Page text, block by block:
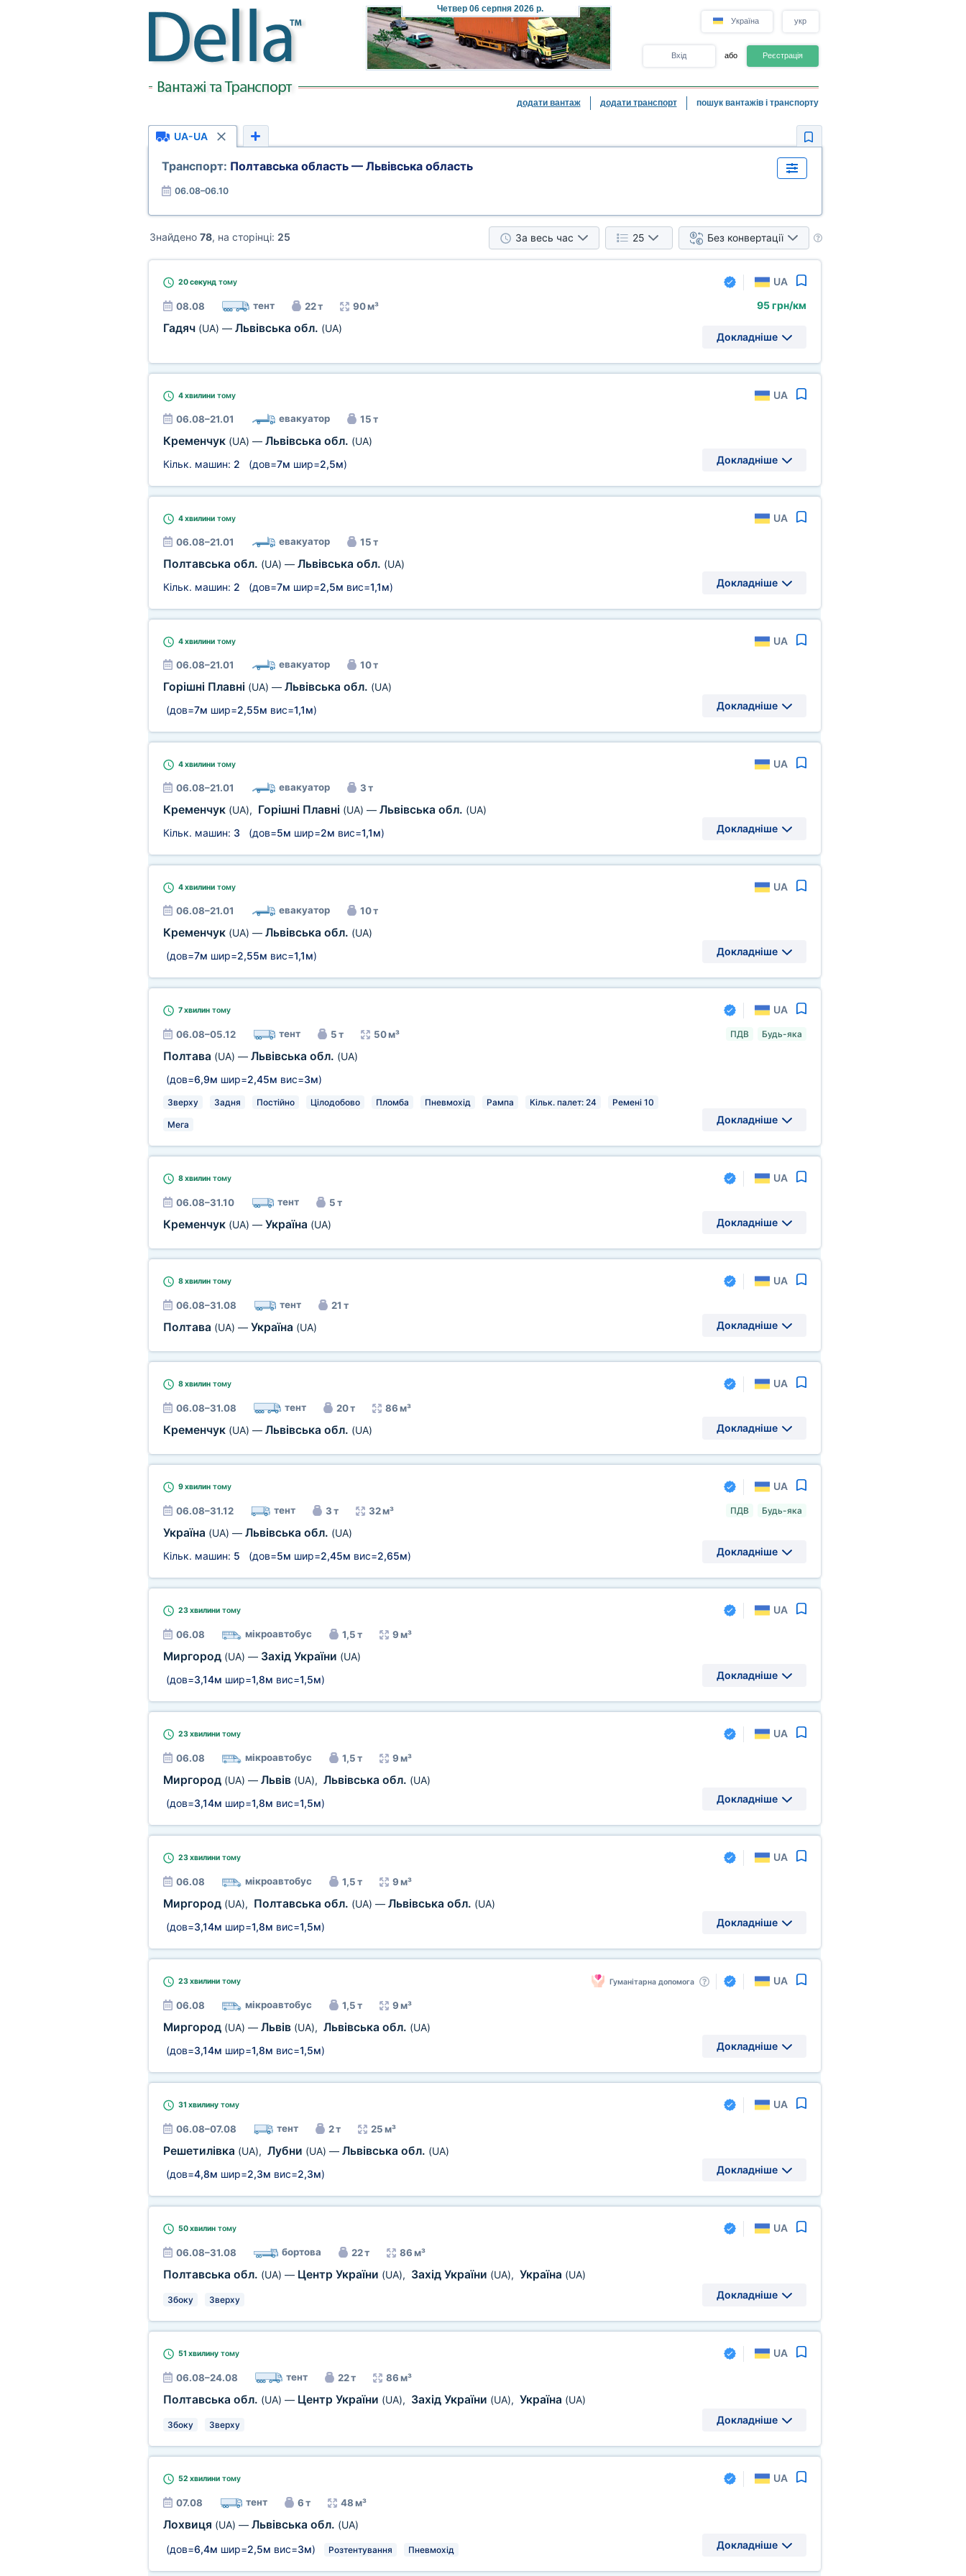
Четвер 06 серпня 2026 р.
Україна укр
Вхід або Реєстрація
додати вантаж додати транспорт пошук вантажів і транспорту
UA-UA
Транспорт: Полтавська область — Львівська область
06.08–06.10
Знайдено 78, на сторінці: 25 За весь час 25 Без конвертації
20 секундтому UA
08.08 тент 22 т 90 м³
Гадяч (UA) — Львівська обл. (UA)
95 грн/км
Докладніше
4 хвилинитому UA
06.08–21.01 евакуатор 15 т
Кременчук (UA) — Львівська обл. (UA)
Кільк. машин: 2 (дов=7м шир=2,5м) Докладніше
4 хвилинитому UA
06.08–21.01 евакуатор 15 т
Полтавська обл. (UA) — Львівська обл. (UA)
Кільк. машин: 2 (дов=7м шир=2,5м вис=1,1м) Докладніше
4 хвилинитому UA
06.08–21.01 евакуатор 10 т
Горішні Плавні (UA) — Львівська обл. (UA)
(дов=7м шир=2,55м вис=1,1м) Докладніше
4 хвилинитому UA
06.08–21.01 евакуатор 3 т
Кременчук (UA), Горішні Плавні (UA) — Львівська обл. (UA)
Кільк. машин: 3 (дов=5м шир=2м вис=1,1м) Докладніше
4 хвилинитому UA
06.08–21.01 евакуатор 10 т
Кременчук (UA) — Львівська обл. (UA)
(дов=7м шир=2,55м вис=1,1м) Докладніше
7 хвилинтому UA
06.08–05.12 тент 5 т 50 м³
Полтава (UA) — Львівська обл. (UA)
(дов=6,9м шир=2,45м вис=3м)
Зверху Задня Постійно Цілодобово Пломба Пневмохід Рампа Кільк. палет: 24 Ремені 10
Мега
ПДВ Будь-яка
Докладніше
8 хвилинтому UA
06.08–31.10 тент 5 т
Кременчук (UA) — Україна (UA) Докладніше
8 хвилинтому UA
06.08–31.08 тент 21 т
Полтава (UA) — Україна (UA) Докладніше
8 хвилинтому UA
06.08–31.08 тент 20 т 86 м³
Кременчук (UA) — Львівська обл. (UA) Докладніше
9 хвилинтому UA
06.08–31.12 тент 3 т 32 м³
Україна (UA) — Львівська обл. (UA)
Кільк. машин: 5 (дов=5м шир=2,45м вис=2,65м)
ПДВ Будь-яка
Докладніше
23 хвилинитому UA
06.08 мікроавтобус 1,5 т 9 м³
Миргород (UA) — Захід України (UA)
(дов=3,14м шир=1,8м вис=1,5м) Докладніше
23 хвилинитому UA
06.08 мікроавтобус 1,5 т 9 м³
Миргород (UA) — Львів (UA), Львівська обл. (UA)
(дов=3,14м шир=1,8м вис=1,5м) Докладніше
23 хвилинитому UA
06.08 мікроавтобус 1,5 т 9 м³
Миргород (UA), Полтавська обл. (UA) — Львівська обл. (UA)
(дов=3,14м шир=1,8м вис=1,5м) Докладніше
23 хвилинитому Гуманітарна допомога UA
06.08 мікроавтобус 1,5 т 9 м³
Миргород (UA) — Львів (UA), Львівська обл. (UA)
(дов=3,14м шир=1,8м вис=1,5м) Докладніше
31 хвилинутому UA
06.08–07.08 тент 2 т 25 м³
Решетилівка (UA), Лубни (UA) — Львівська обл. (UA)
(дов=4,8м шир=2,3м вис=2,3м) Докладніше
50 хвилинтому UA
06.08–31.08 бортова 22 т 86 м³
Полтавська обл. (UA) — Центр України (UA), Захід України (UA), Україна (UA)
Збоку Зверху Докладніше
51 хвилинутому UA
06.08–24.08 тент 22 т 86 м³
Полтавська обл. (UA) — Центр України (UA), Захід України (UA), Україна (UA)
Збоку Зверху Докладніше
52 хвилинитому UA
07.08 тент 6 т 48 м³
Лохвиця (UA) — Львівська обл. (UA)
(дов=6,4м шир=2,5м вис=3м) Розтентування Пневмохід Докладніше